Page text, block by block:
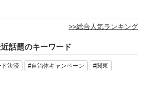
>>総合人気ランキング
話題のキーワード
ド決済 #自治体キャンペーン #関東